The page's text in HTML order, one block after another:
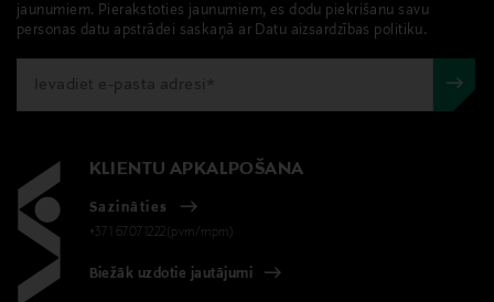
jaunumiem. Pierakstoties jaunumiem, es dodu piekrišanu savu
personas datu apstrādei saskaņā ar Datu aizsardzības politiku.
KLIENTU APKALPOŠANA
Sazināties
+371 67071222(pvm/mpm)
Biežāk uzdotie jautājumi